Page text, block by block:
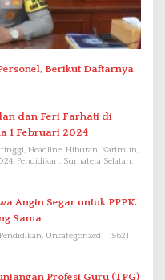
Berikut Daftarnya
dan Feri Farhati di
1 Februari 2024
Headline, Hiburan, Karimun,
Pendidikan, Sumatera Selatan,
Angin Segar untuk PPPK.
Sama
Uncategorized
15621
Profesi Guru (TPG)